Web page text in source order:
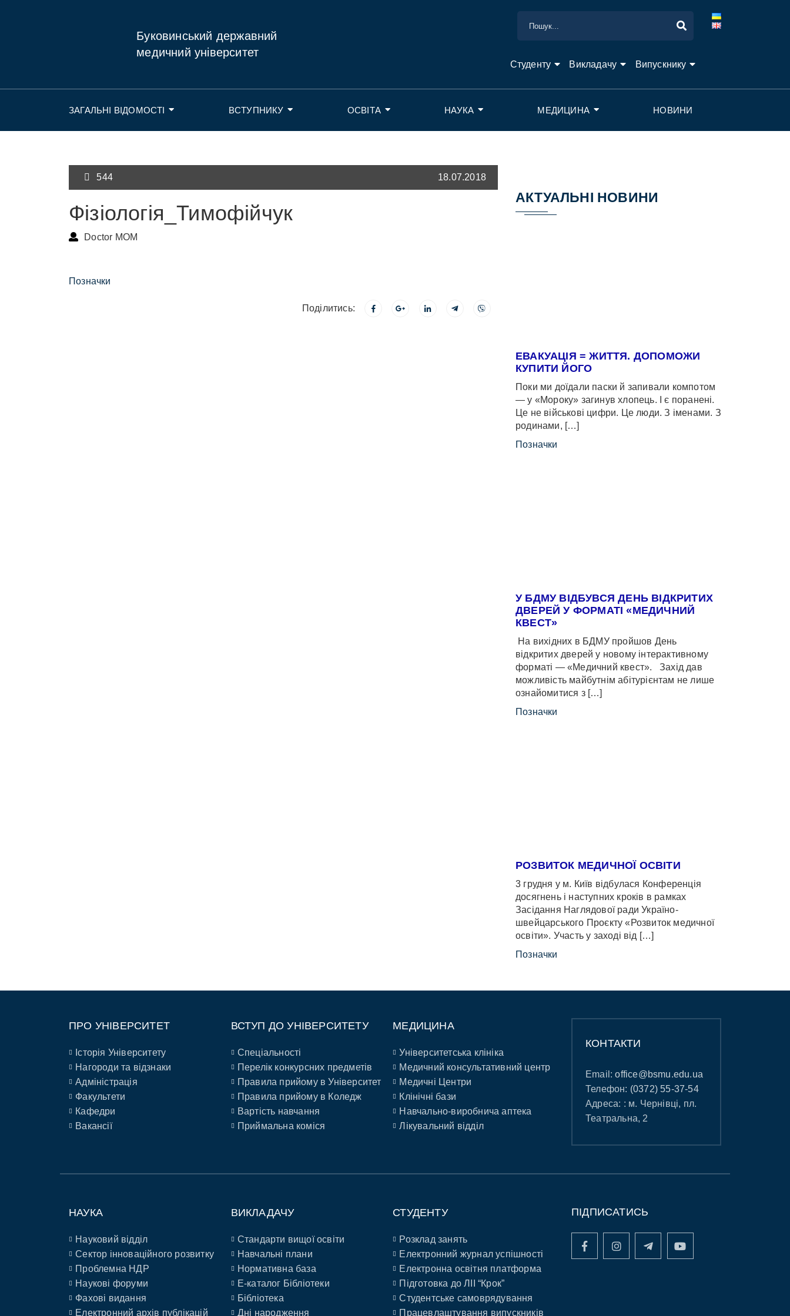
Буковинський державний
медичний університет
Студенту Викладачу Випускнику
ЗАГАЛЬНІ ВІДОМОСТІ ВСТУПНИКУ ОСВІТА НАУКА МЕДИЦИНА НОВИНИ
544 18.07.2018
Фізіологія_Тимофійчук
Doctor MOM
Позначки
Поділитись:
АКТУАЛЬНІ НОВИНИ
ЕВАКУАЦІЯ = ЖИТТЯ. ДОПОМОЖИ
КУПИТИ ЙОГО
Поки ми доїдали паски й запивали компотом
— у «Мороку» загинув хлопець. І є поранені.
Це не військові цифри. Це люди. З іменами. З
родинами, […]
Позначки
У БДМУ ВІДБУВСЯ ДЕНЬ ВІДКРИТИХ
ДВЕРЕЙ У ФОРМАТІ «МЕДИЧНИЙ
КВЕСТ»
На вихідних в БДМУ пройшов День
відкритих дверей у новому інтерактивному
форматі — «Медичний квест». Захід дав
можливість майбутнім абітурієнтам не лише
ознайомитися з […]
Позначки
РОЗВИТОК МЕДИЧНОЇ ОСВІТИ
3 грудня у м. Київ відбулася Конференція
досягнень і наступних кроків в рамках
Засідання Наглядової ради Україно-
швейцарського Проєкту «Розвиток медичної
освіти». Участь у заході від […]
Позначки
ПРО УНІВЕРСИТЕТ
Історія Університету
Нагороди та відзнаки
Адміністрація
Факультети
Кафедри
Вакансії
ВСТУП ДО УНІВЕРСИТЕТУ
Спеціальності
Перелік конкурсних предметів
Правила прийому в Університет
Правила прийому в Коледж
Вартість навчання
Приймальна коміся
МЕДИЦИНА
Університетська клініка
Медичний консультативний центр
Медичні Центри
Клінічні бази
Навчально-виробнича аптека
Лікувальний відділ
КОНТАКТИ
Email:office@bsmu.edu.ua
Телефон: (0372) 55-37-54
Адреса: : м. Чернівці, пл.
Театральна, 2
НАУКА
Науковий відділ
Сектор інноваційного розвитку
Проблемна НДР
Наукові форуми
Фахові видання
Електронний архів публікацій
ВИКЛАДАЧУ
Стандарти вищої освіти
Навчальні плани
Нормативна база
E-каталог Бібліотеки
Бібліотека
Дні народження
СТУДЕНТУ
Розклад занять
Електронний журнал успішності
Електронна освітня платформа
Підготовка до ЛІІ “Крок”
Студентське самоврядування
Працевлаштування випускників
ПІДПИСАТИСЬ